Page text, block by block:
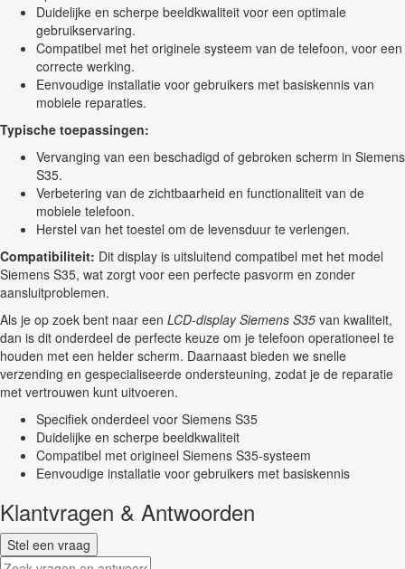
Duidelijke en scherpe beeldkwaliteit voor een optimale
gebruikservaring.
Compatibel met het originele systeem van de telefoon, voor een
correcte werking.
Eenvoudige installatie voor gebruikers met basiskennis van
mobiele reparaties.
Typische toepassingen:
Vervanging van een beschadigd of gebroken scherm in Siemens
S35.
Verbetering van de zichtbaarheid en functionaliteit van de
mobiele telefoon.
Herstel van het toestel om de levensduur te verlengen.
Compatibiliteit: Dit display is uitsluitend compatibel met het model
Siemens S35, wat zorgt voor een perfecte pasvorm en zonder
aansluitproblemen.
Als je op zoek bent naar een LCD-display Siemens S35 van kwaliteit,
dan is dit onderdeel de perfecte keuze om je telefoon operationeel te
houden met een helder scherm. Daarnaast bieden we snelle
verzending en gespecialiseerde ondersteuning, zodat je de reparatie
met vertrouwen kunt uitvoeren.
Specifiek onderdeel voor Siemens S35
Duidelijke en scherpe beeldkwaliteit
Compatibel met origineel Siemens S35-systeem
Eenvoudige installatie voor gebruikers met basiskennis
Klantvragen & Antwoorden
Stel een vraag